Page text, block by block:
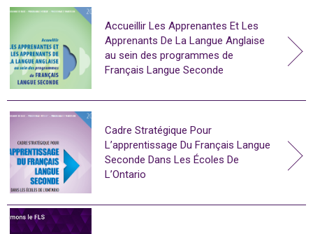
Accueillir Les Apprenantes Et Les
Apprenants De La Langue Anglaise
au sein des programmes de
Français Langue Seconde
Cadre Stratégique Pour
L’apprentissage Du Français Langue
Seconde Dans Les Écoles De
L’Ontario